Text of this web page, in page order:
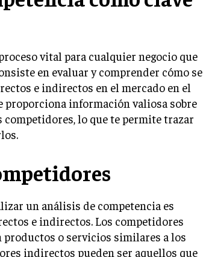
vital para cualquier negocio que
en evaluar y comprender cómo se
e indirectos en el mercado en el
proporciona información valiosa sobre
lo que te permite trazar
un análisis de competencia es
e indirectos. Los competidores
o servicios similares a los
indirectos pueden ser aquellos que